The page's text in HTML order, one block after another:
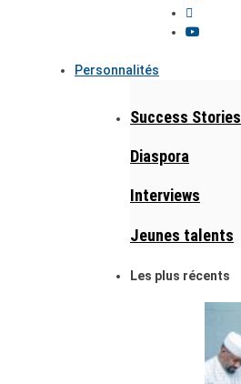
Personnalités
Success Stories
Diaspora
Interviews
Jeunes talents
Les plus récents